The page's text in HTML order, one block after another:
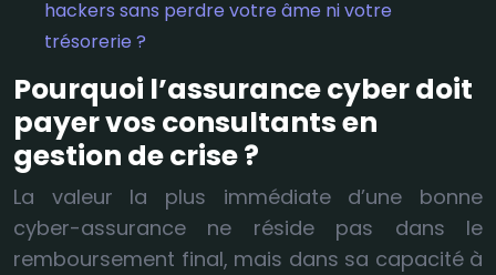
hackers sans perdre votre âme ni votre
trésorerie ?
Pourquoi l’assurance cyber doit
payer vos consultants en
gestion de crise ?
La valeur la plus immédiate d’une bonne
cyber-assurance ne réside pas dans le
remboursement final, mais dans sa capacité à